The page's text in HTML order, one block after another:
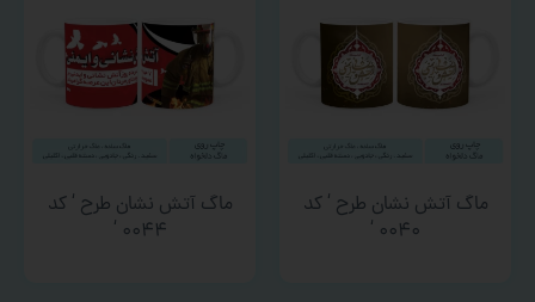
ماگ آتش نشان طرح ‘ کد
۰۰۴۰ ‘
ماگ آتش نشان طرح ‘ کد
۰۰۴۴ ‘